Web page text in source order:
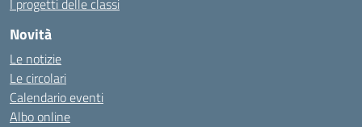
I progetti delle classi
Novità
Le notizie
Le circolari
Calendario eventi
Albo online